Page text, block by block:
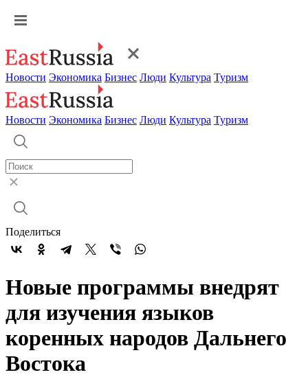
Новости Экономика Бизнес Люди Культура Туризм
Новости Экономика Бизнес Люди Культура Туризм
Поделиться
Новые программы внедрят
для изучения языков
коренных народов Дальнего
Востока